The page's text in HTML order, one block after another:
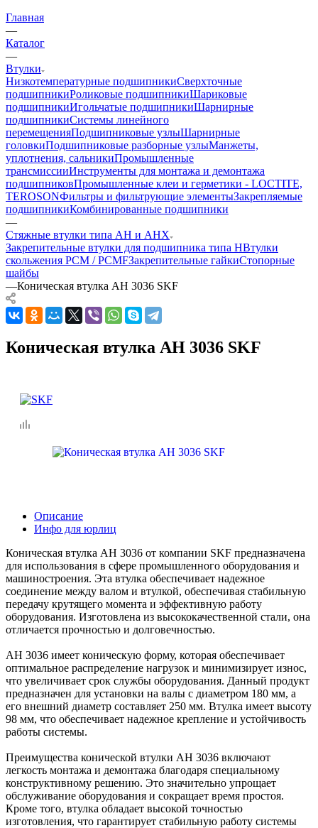
Главная
—
Каталог
—
Втулки
Низкотемпературные подшипникиСверхточные
подшипникиРоликовые подшипникиШариковые
подшипникиИгольчатые подшипникиШарнирные
подшипникиСистемы линейного
перемещенияПодшипниковые узлыШарнирные
головкиПодшипниковые разборные узлыМанжеты,
уплотнения, сальникиПромышленные
трансмиссииИнструменты для монтажа и демонтажа
подшипниковПромышленные клеи и герметики - LOCTITE,
TEROSONФильтры и фильтрующие элементыЗакрепляемые
подшипникиКомбинированные подшипники
—
Стяжные втулки типа AH и AHX
Закрепительные втулки для подшипника типа HВтулки
скольжения PCM / PCMFЗакрепительные гайкиСтопорные
шайбы
—Коническая втулка AH 3036 SKF
Коническая втулка AH 3036 SKF
Описание
Инфо для юрлиц
Коническая втулка AH 3036 от компании SKF предназначена
для использования в сфере промышленного оборудования и
машиностроения. Эта втулка обеспечивает надежное
соединение между валом и втулкой, обеспечивая стабильную
передачу крутящего момента и эффективную работу
оборудования. Изготовлена из высококачественной стали, она
отличается прочностью и долговечностью.
AH 3036 имеет коническую форму, которая обеспечивает
оптимальное распределение нагрузок и минимизирует износ,
что увеличивает срок службы оборудования. Данный продукт
предназначен для установки на валы с диаметром 180 мм, а
его внешний диаметр составляет 250 мм. Втулка имеет высоту
98 мм, что обеспечивает надежное крепление и устойчивость
работы системы.
Преимущества конической втулки AH 3036 включают
легкость монтажа и демонтажа благодаря специальному
конструктивному решению. Это значительно упрощает
обслуживание оборудования и сокращает время простоя.
Кроме того, втулка обладает высокой точностью
изготовления, что гарантирует стабильную работу системы